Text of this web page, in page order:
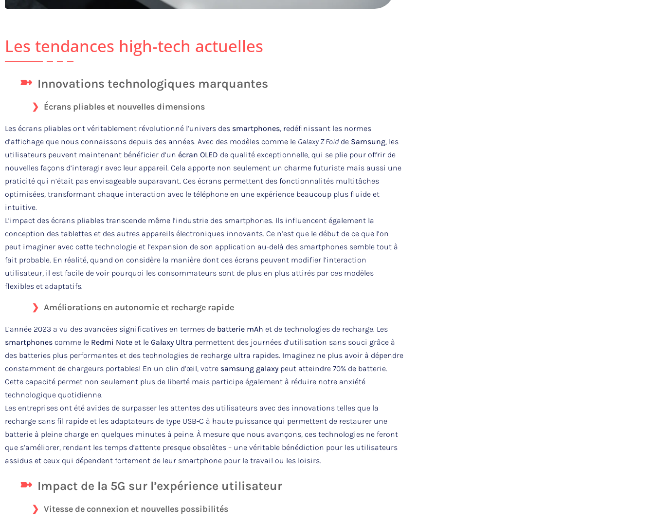
Les tendances high-tech actuelles
Innovations technologiques marquantes
Écrans pliables et nouvelles dimensions
Les écrans pliables ont véritablement révolutionné l’univers des smartphones, redéfinissant les normes
d’affichage que nous connaissons depuis des années. Avec des modèles comme le Galaxy Z Fold de Samsung, les
utilisateurs peuvent maintenant bénéficier d’un écran OLED de qualité exceptionnelle, qui se plie pour offrir de
nouvelles façons d’interagir avec leur appareil. Cela apporte non seulement un charme futuriste mais aussi une
praticité qui n’était pas envisageable auparavant. Ces écrans permettent des fonctionnalités multitâches
optimisées, transformant chaque interaction avec le téléphone en une expérience beaucoup plus fluide et
intuitive.
L’impact des écrans pliables transcende même l’industrie des smartphones. Ils influencent également la
conception des tablettes et des autres appareils électroniques innovants. Ce n’est que le début de ce que l’on
peut imaginer avec cette technologie et l’expansion de son application au-delà des smartphones semble tout à
fait probable. En réalité, quand on considère la manière dont ces écrans peuvent modifier l’interaction
utilisateur, il est facile de voir pourquoi les consommateurs sont de plus en plus attirés par ces modèles
flexibles et adaptatifs.
Améliorations en autonomie et recharge rapide
L’année 2023 a vu des avancées significatives en termes de batterie mAh et de technologies de recharge. Les
smartphones comme le Redmi Note et le Galaxy Ultra permettent des journées d’utilisation sans souci grâce à
des batteries plus performantes et des technologies de recharge ultra rapides. Imaginez ne plus avoir à dépendre
constamment de chargeurs portables! En un clin d’œil, votre samsung galaxy peut atteindre 70% de batterie.
Cette capacité permet non seulement plus de liberté mais participe également à réduire notre anxiété
technologique quotidienne.
Les entreprises ont été avides de surpasser les attentes des utilisateurs avec des innovations telles que la
recharge sans fil rapide et les adaptateurs de type USB-C à haute puissance qui permettent de restaurer une
batterie à pleine charge en quelques minutes à peine. À mesure que nous avançons, ces technologies ne feront
que s’améliorer, rendant les temps d’attente presque obsolètes – une véritable bénédiction pour les utilisateurs
assidus et ceux qui dépendent fortement de leur smartphone pour le travail ou les loisirs.
Impact de la 5G sur l’expérience utilisateur
Vitesse de connexion et nouvelles possibilités